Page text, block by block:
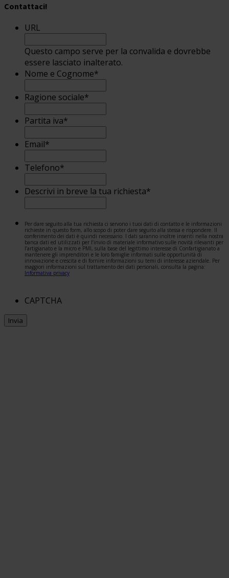
Contattaci!
URL
Questo campo serve per la convalida e dovrebbe
essere lasciato inalterato.
Nome e Cognome*
Ragione sociale*
Partita iva*
Email*
Telefono*
Descrivi in breve la tua richiesta*
Per dare seguito alla tua richiesta ci servono i tuoi dati di contatto e le informazioni
richieste in questo form, allo scopo di poter dare seguito alla stessa e rispondere. Il
conferimento dei dati è quindi necessario. I dati saranno inoltre inseriti nella nostra
banca dati ed utilizzati per l’invio di materiale informativo sulle novità rilevanti per
l’artigianato e la micro e PMI, sulla base del legittimo interesse di Confartigianato a
mantenere gli imprenditori e le loro famiglie informati sulle opportunità di
innovazione e crescita e di fornire informazioni su temi di interesse aziendale. Per
maggiori informazioni sul trattamento dei dati personali, consulta la pagina:
Informativa privacy
CAPTCHA